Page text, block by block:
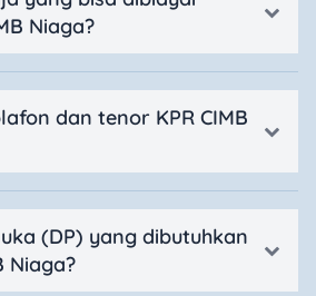
Niaga?
dan tenor KPR CIMB
(DP) yang dibutuhkan
Niaga?